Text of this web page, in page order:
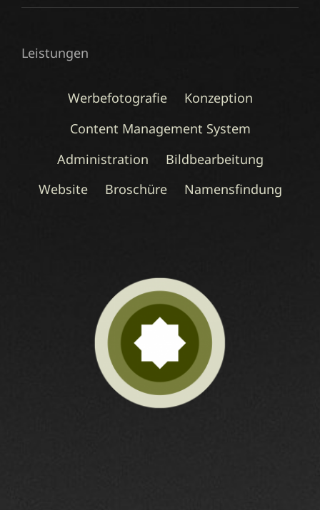
Leistungen
Werbefotografie
Konzeption
Content Management System
Administration
Bildbearbeitung
Website
Broschüre Namensfindung